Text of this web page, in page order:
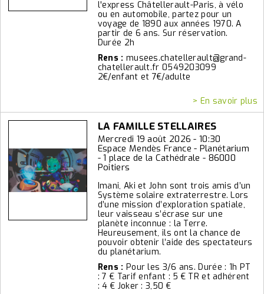
l'express Châtellerault-Paris, à vélo
ou en automobile, partez pour un
voyage de 1890 aux années 1970. A
partir de 6 ans. Sur réservation.
Durée 2h
Rens : musees.chatellerault@grand-
chatellerault.fr 0549203099
2€/enfant et 7€/adulte
> En savoir plus
LA FAMILLE STELLAIRES
Mercredi 19 août 2026 - 10:30
Espace Mendès France - Planétarium
- 1 place de la Cathédrale - 86000
Poitiers
Imani, Aki et John sont trois amis d’un
Système solaire extraterrestre. Lors
d’une mission d’exploration spatiale,
leur vaisseau s’écrase sur une
planète inconnue : la Terre.
Heureusement, ils ont la chance de
pouvoir obtenir l’aide des spectateurs
du planétarium.
Rens : Pour les 3/6 ans. Durée : 1h PT
: 7 € Tarif enfant : 5 € TR et adhérent
: 4 € Joker : 3,50 €